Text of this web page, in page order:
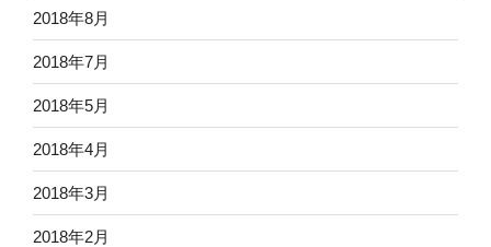
2018年8月
2018年7月
2018年5月
2018年4月
2018年3月
2018年2月